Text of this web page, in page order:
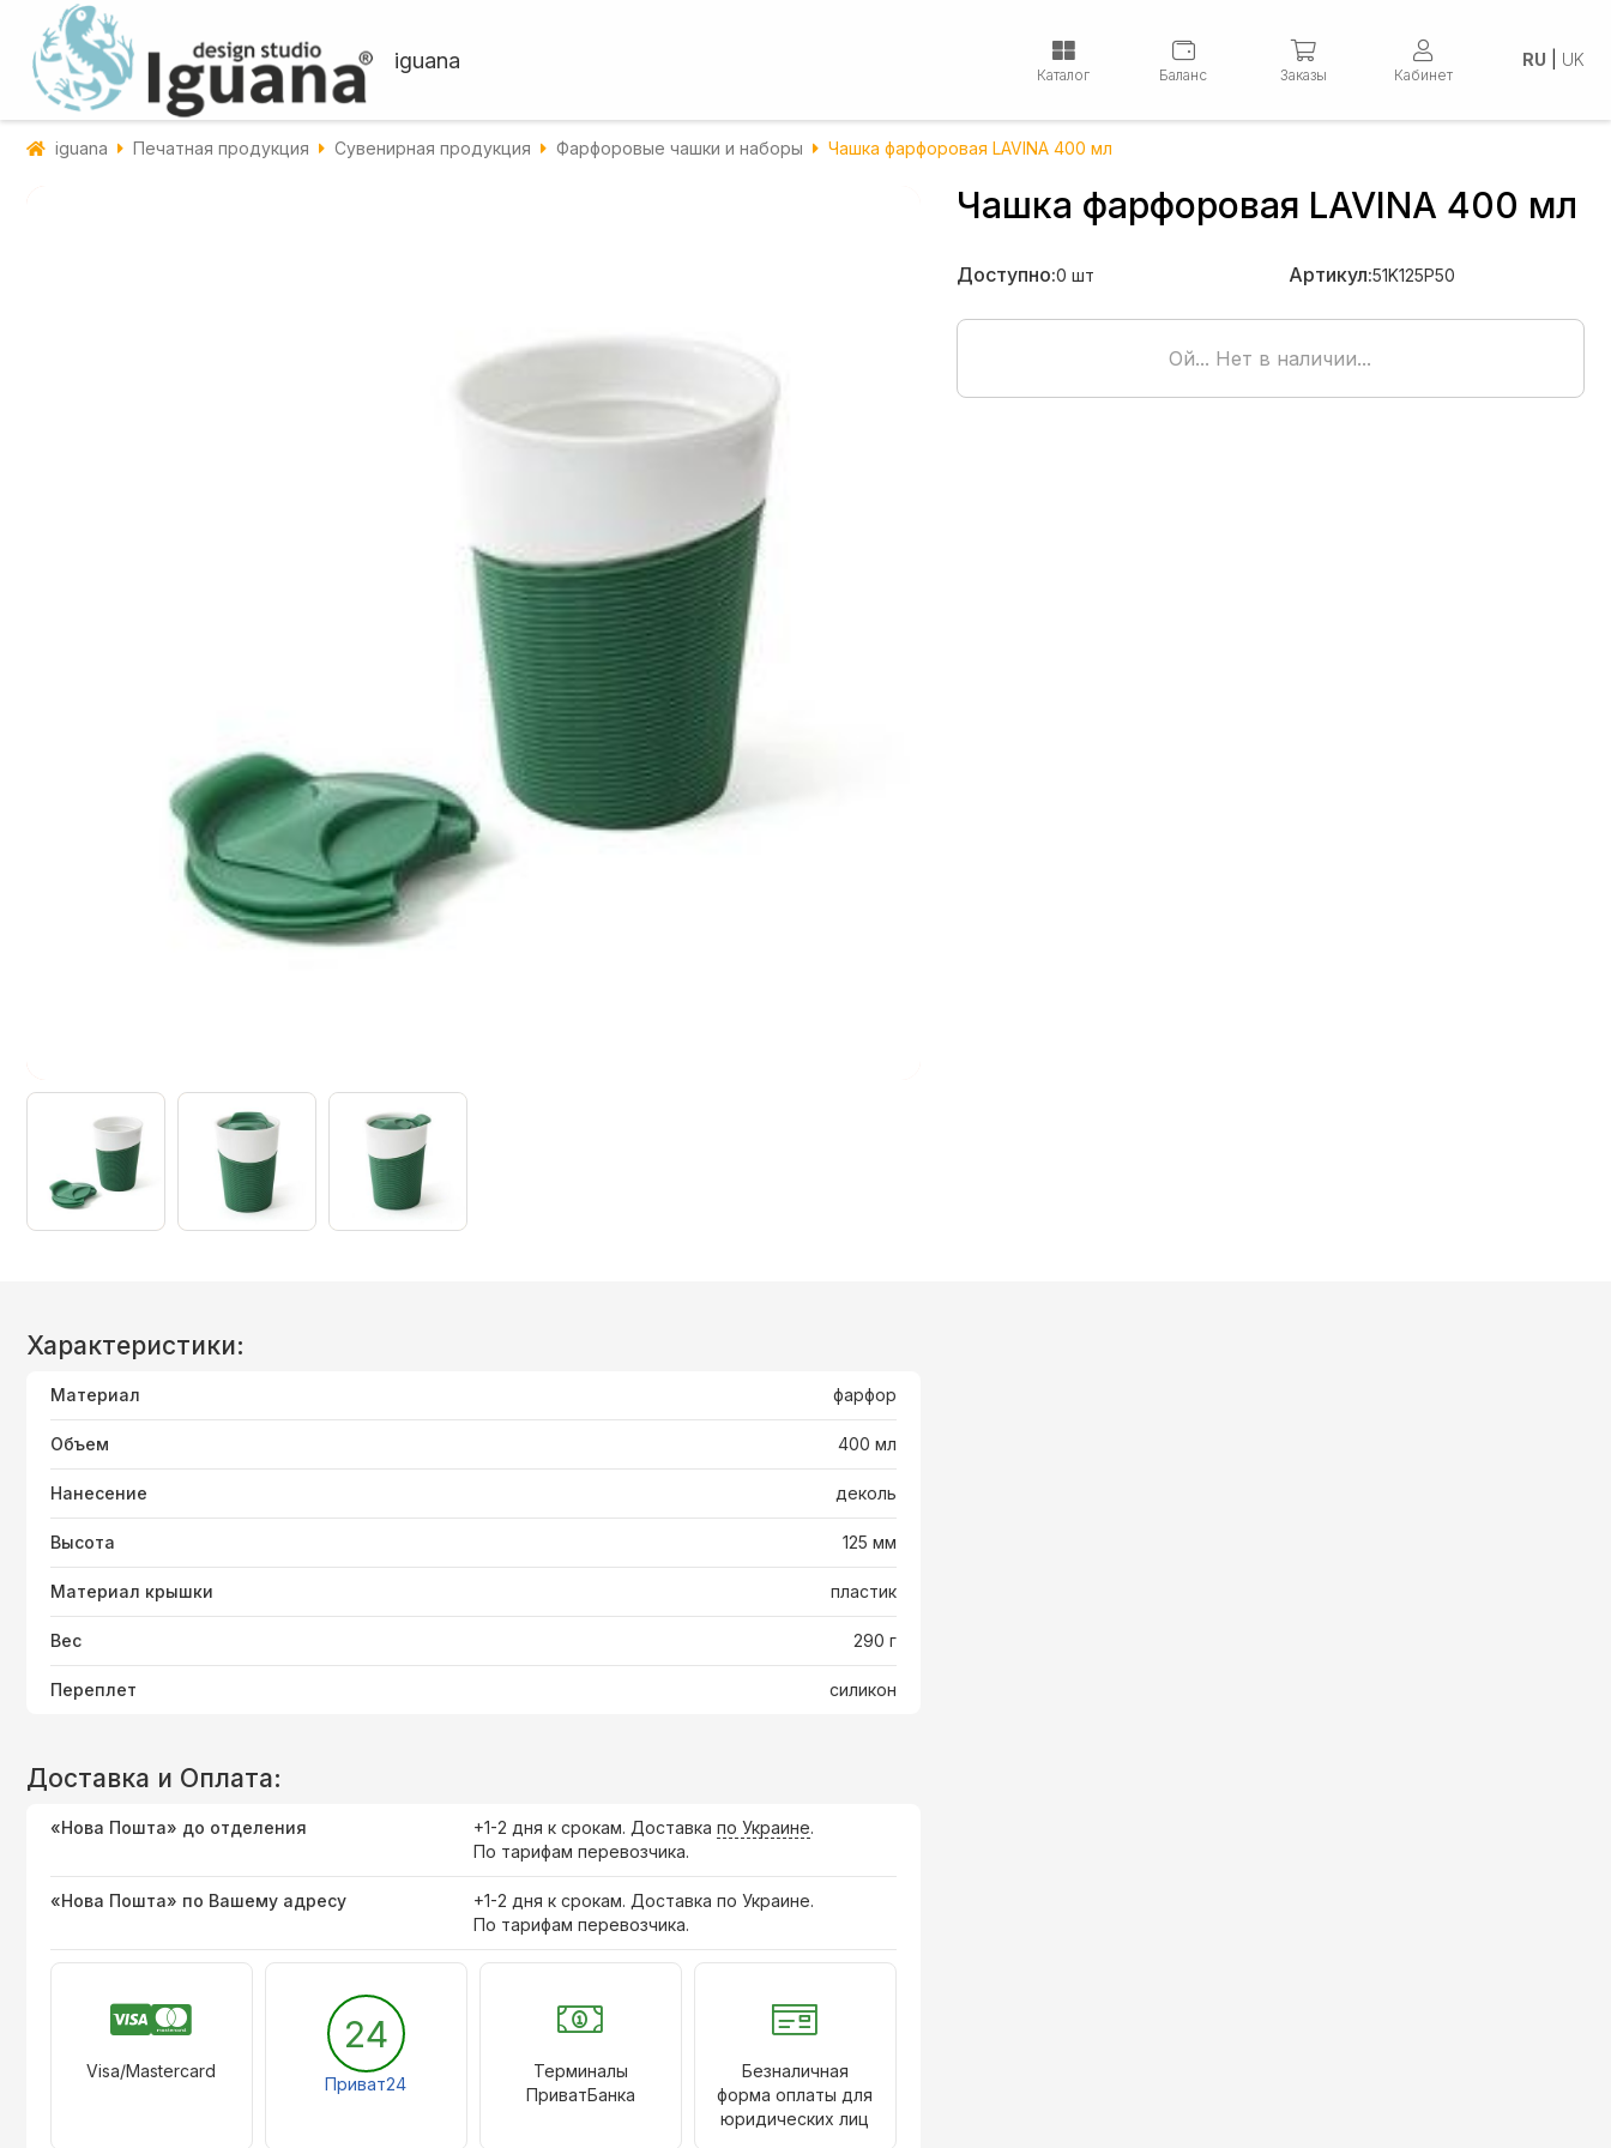
iguana
Каталог Баланс Заказы Кабинет
RU UK
iguana Печатная продукция Сувенирная продукция Фарфоровые чашки и наборы Чашка фарфоровая LAVINA 400 мл
Чашка фарфоровая LAVINA 400 мл
Доступно:0 шт Артикул:51K125P50
Ой... Нет в наличии...
Характеристики:
Материал фарфор
Объем 400 мл
Нанесение деколь
Высота 125 мм
Материал крышки пластик
Вес 290 г
Переплет силикон
Доставка и Оплата:
«Нова Пошта» до отделения +1-2 дня к срокам. Доставка по Украине.
По тарифам перевозчика.
«Нова Пошта» по Вашему адресу
+1-2 дня к срокам. Доставка по Украине.
По тарифам перевозчика.
Visa/Mastercard
24
Приват24
Терминалы
ПриватБанка
Безналичная
форма оплаты для
юридических лиц